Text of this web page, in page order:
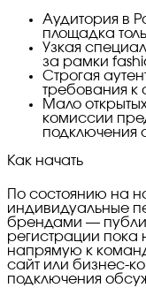
Аудитория в
площадка
Узкая
за рамки
Строгая
требования к
Мало
комиссии
подключения
Как начать
По состоянию на
индивидуальные
брендами —
регистрации пока
напрямую к
сайт или бизнес-
подключения